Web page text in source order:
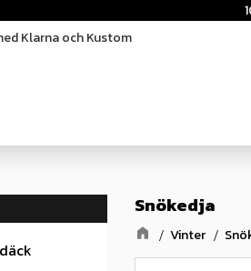
Klarna och Kustom
Snökedja
Vinter